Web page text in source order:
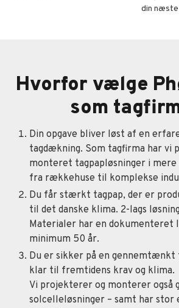
din
Hvorfor vælge
som
Din opgave bliver løst af en
tagdækning. Som tagfirma har vi
monteret tagpapløsninger i mere
fra rækkehuse til komplekse
Du får stærkt tagpap, der er
til det danske klima. 2-lags
Materialer har en dokumenteret
minimum 50 år.
Du er sikker på en
klar til fremtidens krav og klima.
Vi projekterer og monterer også
solcelleløsninger – samt har stor